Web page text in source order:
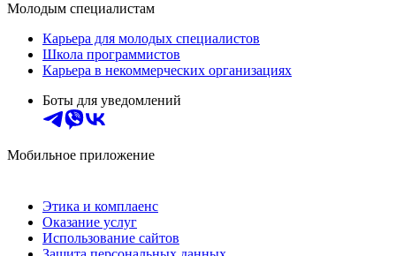
Молодым специалистам
Карьера для молодых специалистов
Школа программистов
Карьера в некоммерческих организациях
Боты для уведомлений
Мобильное приложение
Этика и комплаенс
Оказание услуг
Использование сайтов